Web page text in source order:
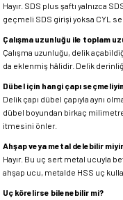
Hayır. SDS plus şaftı yalnızca
geçmeli SDS girişi yoksa CYL
Çalışma uzunluğu ile toplam
Çalışma uzunluğu, delik
da eklenmiş hâlidir. Delik
Dübel için hangi çapı
Delik çapı dübel çapıyla aynı
dübel boyundan birkaç
itmesini önler.
Ahşap veya metal delebilir
Hayır. Bu uç sert metal ucuyla
ahşap ucu, metalde HSS uç
Uç körelirse bilenebilir mi?